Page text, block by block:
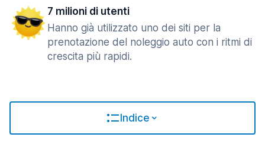
7 milioni di utenti
Hanno già utilizzato uno dei siti per la
prenotazione del noleggio auto con i ritmi di
crescita più rapidi.
Indice